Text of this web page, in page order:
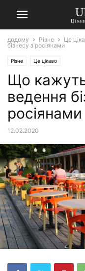
додому Різне Це
бізнесу з росіянами
Різне Це цікаво
Що кажуть
ведення
росіянами
12.02.2020